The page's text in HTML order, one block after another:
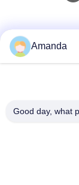
0086-
Email
Amanda
Good day, what